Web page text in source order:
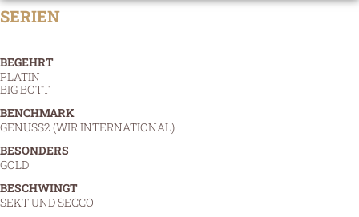
SERIEN
BEGEHRT
PLATIN
BIG BOTT
BENCHMARK
GENUSS2 (WIR INTERNATIONAL)
BESONDERS
GOLD
BESCHWINGT
SEKT UND SECCO